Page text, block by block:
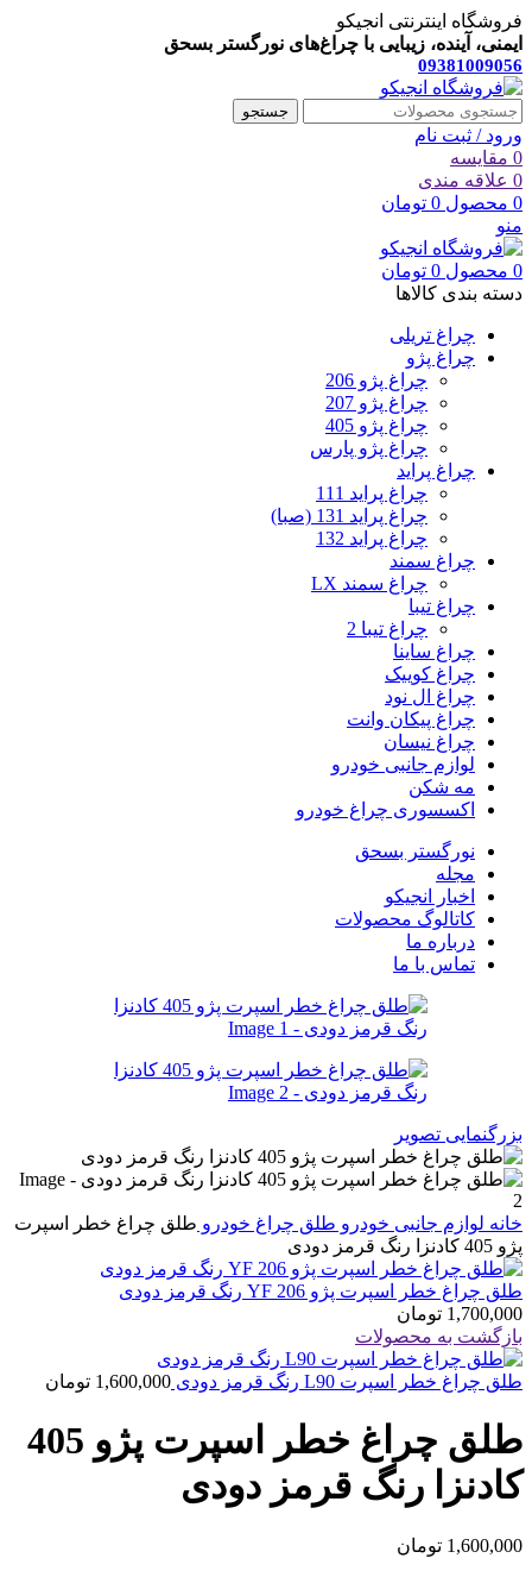
فروشگاه اینترنتی انجیکو
ایمنی، آینده، زیبایی با چراغ‌های نورگستر بسحق
09381009056
جستجو
ورود / ثبت نام
0 مقایسه
0 علاقه مندی
0 محصول 0 تومان
منو
0 محصول 0 تومان
دسته بندی کالاها
چراغ تریلی
چراغ پژو
چراغ پژو 206
چراغ پژو 207
چراغ پژو 405
چراغ پژو پارس
چراغ پراید
چراغ پراید 111
چراغ پراید 131 (صبا)
چراغ پراید 132
چراغ سمند
چراغ سمند LX
چراغ تیبا
چراغ تیبا 2
چراغ ساینا
چراغ کوییک
چراغ ال نود
چراغ پیکان وانت
چراغ نیسان
لوازم جانبی خودرو
مه شکن
اکسسوری چراغ خودرو
نورگستر بسحق
مجله
اخبار انجیکو
کاتالوگ محصولات
درباره ما
تماس با ما
بزرگنمایی تصویر
خانه لوازم جانبی خودرو طلق چراغ خودرو طلق چراغ خطر اسپرت
پژو 405 کادنزا رنگ قرمز دودی
طلق چراغ خطر اسپرت پژو 206 YF رنگ قرمز دودی
1,700,000 تومان
بازگشت به محصولات
طلق چراغ خطر اسپرت L90 رنگ قرمز دودی 1,600,000 تومان
طلق چراغ خطر اسپرت پژو 405
کادنزا رنگ قرمز دودی
1,600,000 تومان